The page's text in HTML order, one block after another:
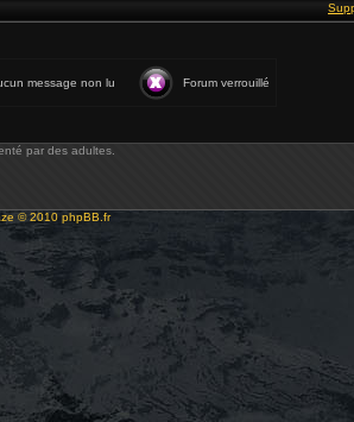
message non lu Forum verrouillé
par des adultes.
© 2010 phpBB.fr